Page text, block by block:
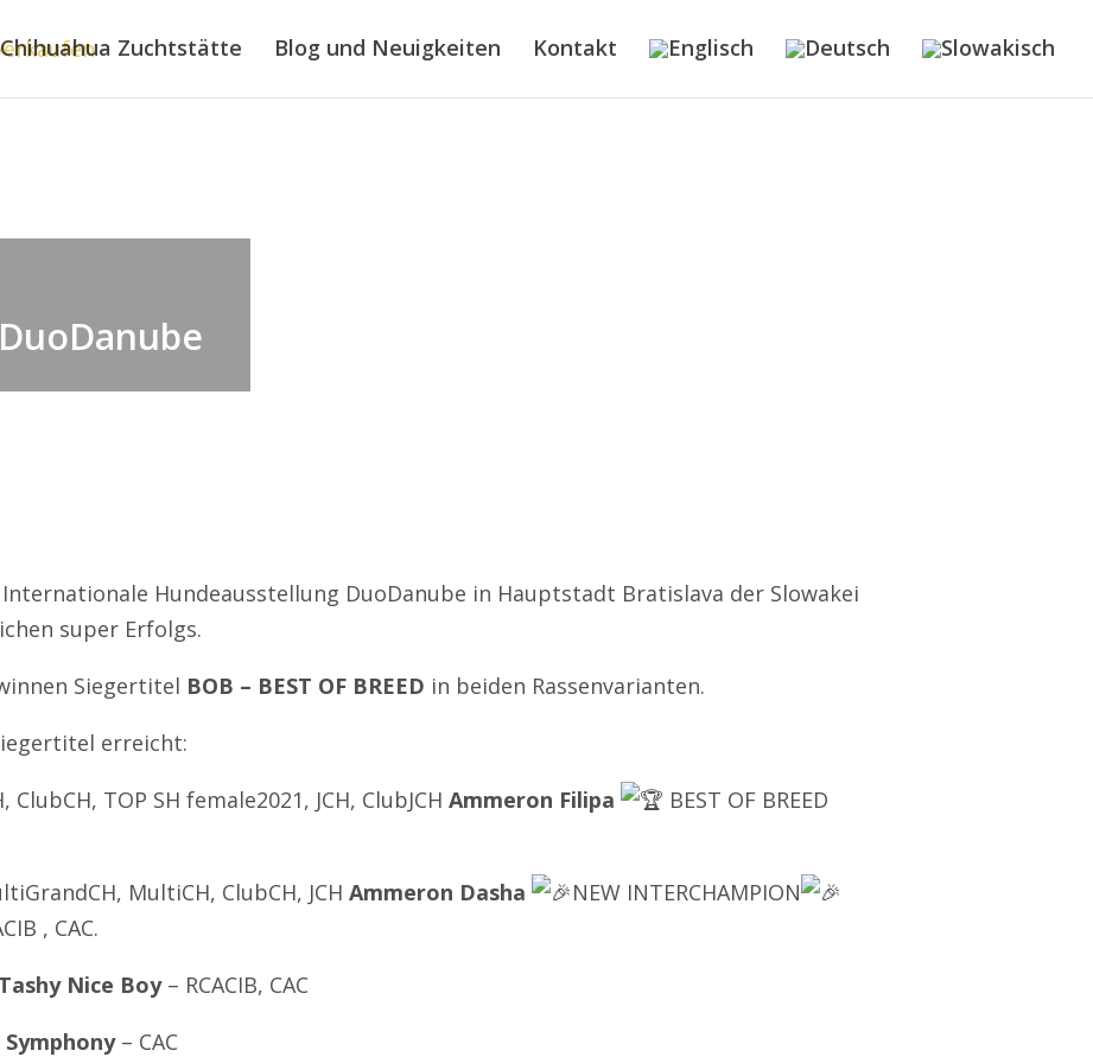
Chihuahua Zuchtstätte Blog und Neuigkeiten Kontakt
Hundeausstellung DuoDanube in Hauptstadt Bratislava der Slowakei
super Erfolgs.
Siegertitel BOB – BEST OF BREED in beiden Rassenvarianten.
erreicht:
TOP SH female2021, JCH, ClubJCHAmmeron Filipa
BEST OF BREED
MultiCH, ClubCH, JCHAmmeron Dasha
NEW INTERCHAMPION
, CAC.
Nice Boy– RCACIB, CAC
– CAC